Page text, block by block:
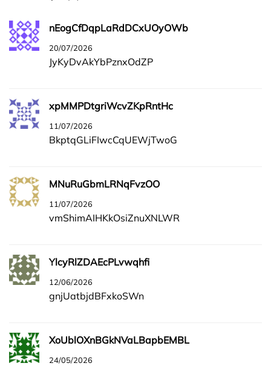
nEogCfDqpLaRdDCxUOyOWb
20/07/2026
JyKyDvAkYbPznxOdZP
xpMMPDtgriWcvZKpRntHc
11/07/2026
BkptqGLiFIwcCqUEWjTwoG
MNuRuGbmLRNqFvzOO
11/07/2026
vmShimAIHKkOsiZnuXNLWR
YlcyRlZDAEcPLvwqhfi
12/06/2026
gnjUatbjdBFxkoSWn
XoUblOXnBGkNVaLBapbEMBL
24/05/2026